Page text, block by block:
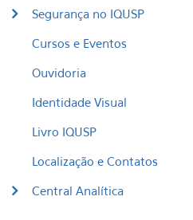
Segurança no IQUSP
Cursos e Eventos
Ouvidoria
Identidade Visual
Livro IQUSP
Localização e Contatos
Central Analítica